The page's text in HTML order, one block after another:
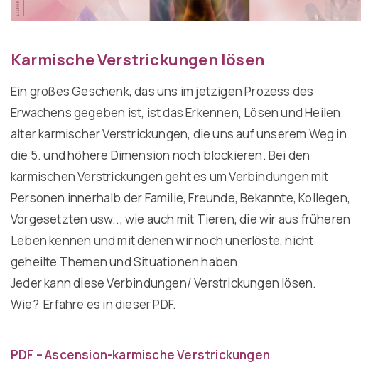
Karmische Verstrickungen lösen
Ein großes Geschenk, das uns im jetzigen Prozess des
Erwachens gegeben ist, ist das Erkennen, Lösen und Heilen
alter karmischer Verstrickungen, die uns auf unserem Weg in
die 5. und höhere Dimension noch blockieren. Bei den
karmischen Verstrickungen geht es um Verbindungen mit
Personen innerhalb der Familie, Freunde, Bekannte, Kollegen,
Vorgesetzten usw.., wie auch mit Tieren, die wir aus früheren
Leben kennen und mit denen wir noch unerlöste, nicht
geheilte Themen und Situationen haben.
Jeder kann diese Verbindungen/ Verstrickungen lösen.
Wie? Erfahre es in dieser PDF.
PDF – Ascension-karmische Verstrickungen